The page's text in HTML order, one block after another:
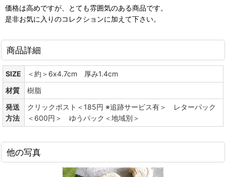
価格は高めですが、とても雰囲気のある商品です。
是非お気に入りのコレクションに加えて下さい。
商品詳細
SIZE
＜約＞6x4.7cm 厚み1.4cm
材質
樹脂
発送
方法
クリックポスト＜185円 ※追跡サービス有＞ レターパック
＜600円＞ ゆうパック＜地域別＞
他の写真